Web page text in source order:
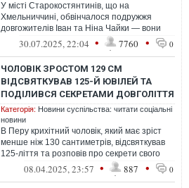
У місті Старокостянтинів, що на
Хмельниччині, обвінчалося подружжя
довгожителів Іван та Ніна Чайки — вони
прожили разом у шлюбі 72 роки
30.07.2025, 22:04 • 7760 • 0
ЧОЛОВІК ЗРОСТОМ 129 СМ
ВІДСВЯТКУВАВ 125-Й ЮВІЛЕЙ ТА
ПОДІЛИВСЯ СЕКРЕТАМИ ДОВГОЛІТТЯ
Категорія: Новини суспільства: читати соціальні
новини
В Перу крихітний чоловік, який має зріст
менше ніж 130 сантиметрів, відсвяткував
125-ліття та розповів про секрети свого
довгого життя
08.04.2025, 23:57 • 887 • 0